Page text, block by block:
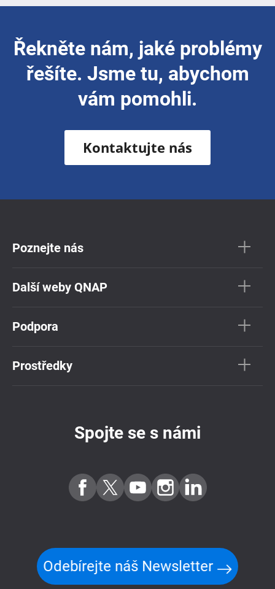
Řekněte nám, jaké problémy
řešíte. Jsme tu, abychom
vám pomohli.
Kontaktujte nás
Poznejte nás
Další weby QNAP
Podpora
Prostředky
Spojte se s námi
Odebírejte náš Newsletter